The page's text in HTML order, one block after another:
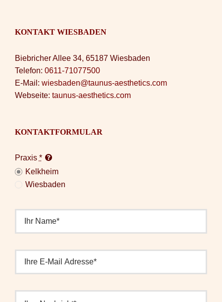
KONTAKT WIESBADEN
Biebricher Allee 34, 65187 Wiesbaden
Telefon: 0611-71077500
E-Mail: wiesbaden@taunus-aesthetics.com
Webseite: taunus-aesthetics.com
KONTAKTFORMULAR
Praxis *
Kelkheim
Wiesbaden